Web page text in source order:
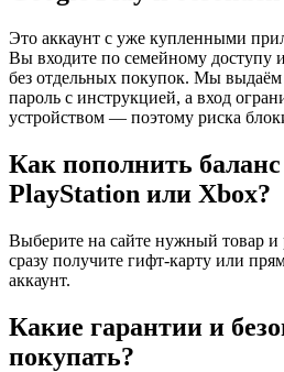
Это аккаунт с уже купленными
Вы входите по семейному доступу
без отдельных покупок. Мы
пароль с инструкцией, а вход
устройством — поэтому риска
Как пополнить баланс
PlayStation или Xbox?
Выберите на сайте нужный товар
сразу получите гифт-карту или
аккаунт.
Какие гарантии и
покупать?